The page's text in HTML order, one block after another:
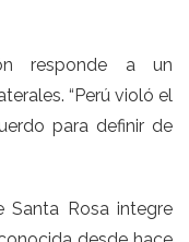
responde a un
“Perú violó el
para definir de
Santa Rosa integre